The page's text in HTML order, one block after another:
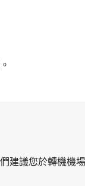
建議您於轉機機